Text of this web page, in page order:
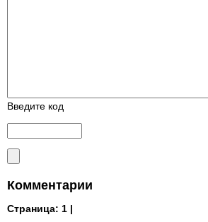
Введите код
Комментарии
Страница: 1 |